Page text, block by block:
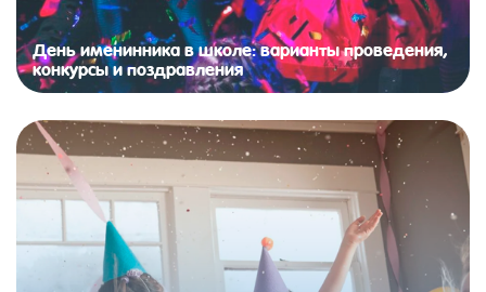
День именинника в школе: варианты проведения,
конкурсы и поздравления